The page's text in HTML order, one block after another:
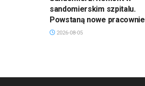
sandomierskim szpitalu.
Powstaną nowe pracownie
2026-08-05